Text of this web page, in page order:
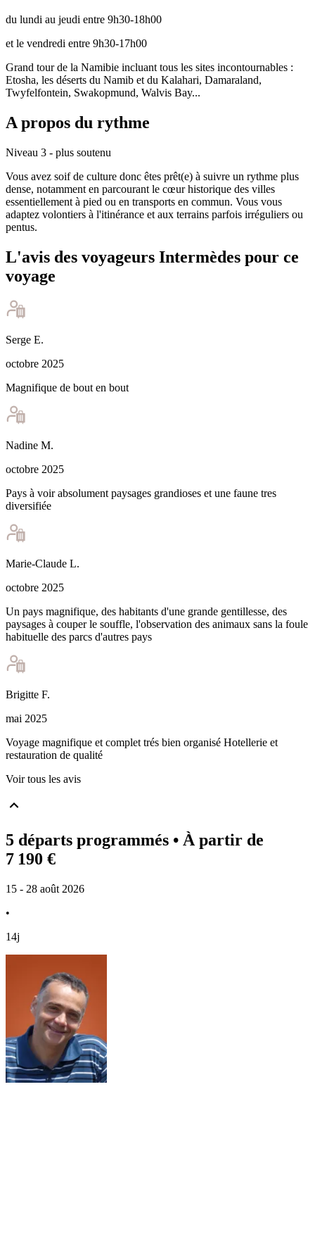
du lundi au jeudi entre 9h30-18h00
et le vendredi entre 9h30-17h00
Grand tour de la Namibie incluant tous les sites incontournables :
Etosha, les déserts du Namib et du Kalahari, Damaraland,
Twyfelfontein, Swakopmund, Walvis Bay...
A propos du rythme
Niveau 3 - plus soutenu
Vous avez soif de culture donc êtes prêt(e) à suivre un rythme plus
dense, notamment en parcourant le cœur historique des villes
essentiellement à pied ou en transports en commun. Vous vous
adaptez volontiers à l'itinérance et aux terrains parfois irréguliers ou
pentus.
L'avis des voyageurs Intermèdes pour ce
voyage
Serge E.
octobre 2025
Magnifique de bout en bout
Nadine M.
octobre 2025
Pays à voir absolument paysages grandioses et une faune tres
diversifiée
Marie-Claude L.
octobre 2025
Un pays magnifique, des habitants d'une grande gentillesse, des
paysages à couper le souffle, l'observation des animaux sans la foule
habituelle des parcs d'autres pays
Brigitte F.
mai 2025
Voyage magnifique et complet trés bien organisé Hotellerie et
restauration de qualité
Voir tous les avis
5 départs programmés • À partir de
7 190 €
15 - 28 août 2026
•
14j